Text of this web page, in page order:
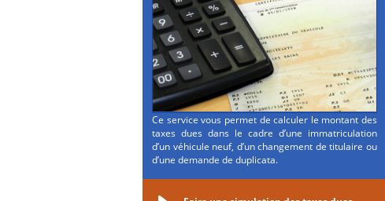
Ce service vous permet de calculer le montant des
taxes dues dans le cadre d’une immatriculation
d’un véhicule neuf, d’un changement de titulaire ou
d’une demande de duplicata.